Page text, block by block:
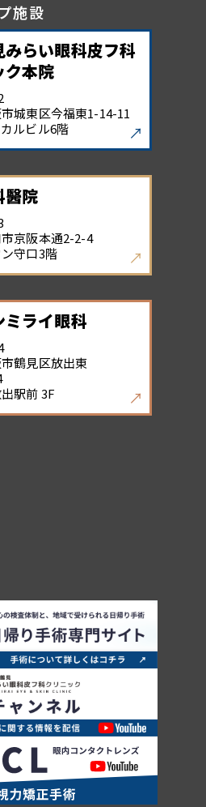
施設
みらい眼科皮フ科
ク本院
城東区今福東1-14-11
ルビル6階
醫院
京阪本通2-2-4
守口3階
ミライ眼科
鶴見区放出東
駅前 3F